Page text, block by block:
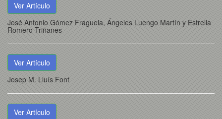
Ver Artículo
José Antonio Gómez Fraguela, Ángeles Luengo Martín y Estrella
Romero Triñanes
Ver Artículo
Josep M. Lluís Font
Ver Artículo